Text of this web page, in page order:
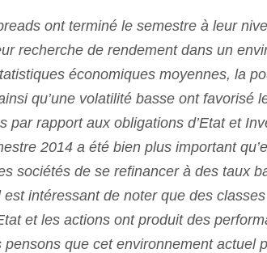
ont terminé le semestre à leur
recherche de rendement dans un
économiques moyennes, la
qu’une volatilité basse ont favorisé
par rapport aux obligations d’Etat et
2014 a été bien plus important
sociétés de se refinancer à des taux
intéressant de noter que des classes
et les actions ont produit des
que cet environnement actuel